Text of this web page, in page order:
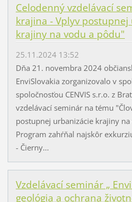
Celodenný vzdelávací
krajina - Vplyv
krajiny na vodu a pôdu"
25.11.2024 13:52
Dňa 21. novembra 2024
EnviSlovakia zorganizovalo v
spoločnosťou CENVIS s.r.o. z
vzdelávací seminár na tému
postupnej urbanizácie krajiny
Program zahŕňal najskôr
- Čierny...
Vzdelávací seminár „
geológia a ochrana